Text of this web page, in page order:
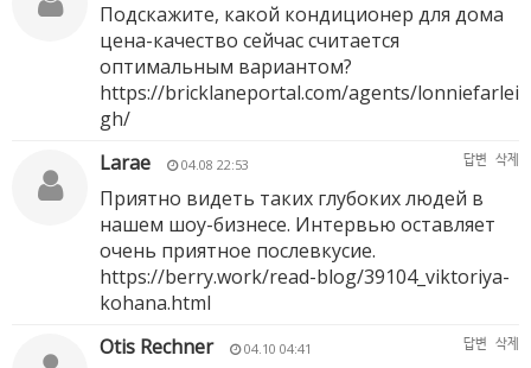
Подскажите, какой кондиционер для дома
цена-качество сейчас считается
оптимальным вариантом?
https://bricklaneportal.com/agents/lonniefarlei
gh/
Larae
04.08 22:53 답변 삭제
Приятно видеть таких глубоких людей в
нашем шоу-бизнесе. Интервью оставляет
очень приятное послевкусие.
https://berry.work/read-blog/39104_viktoriya-
kohana.html
Otis Rechner
04.10 04:41 답변 삭제